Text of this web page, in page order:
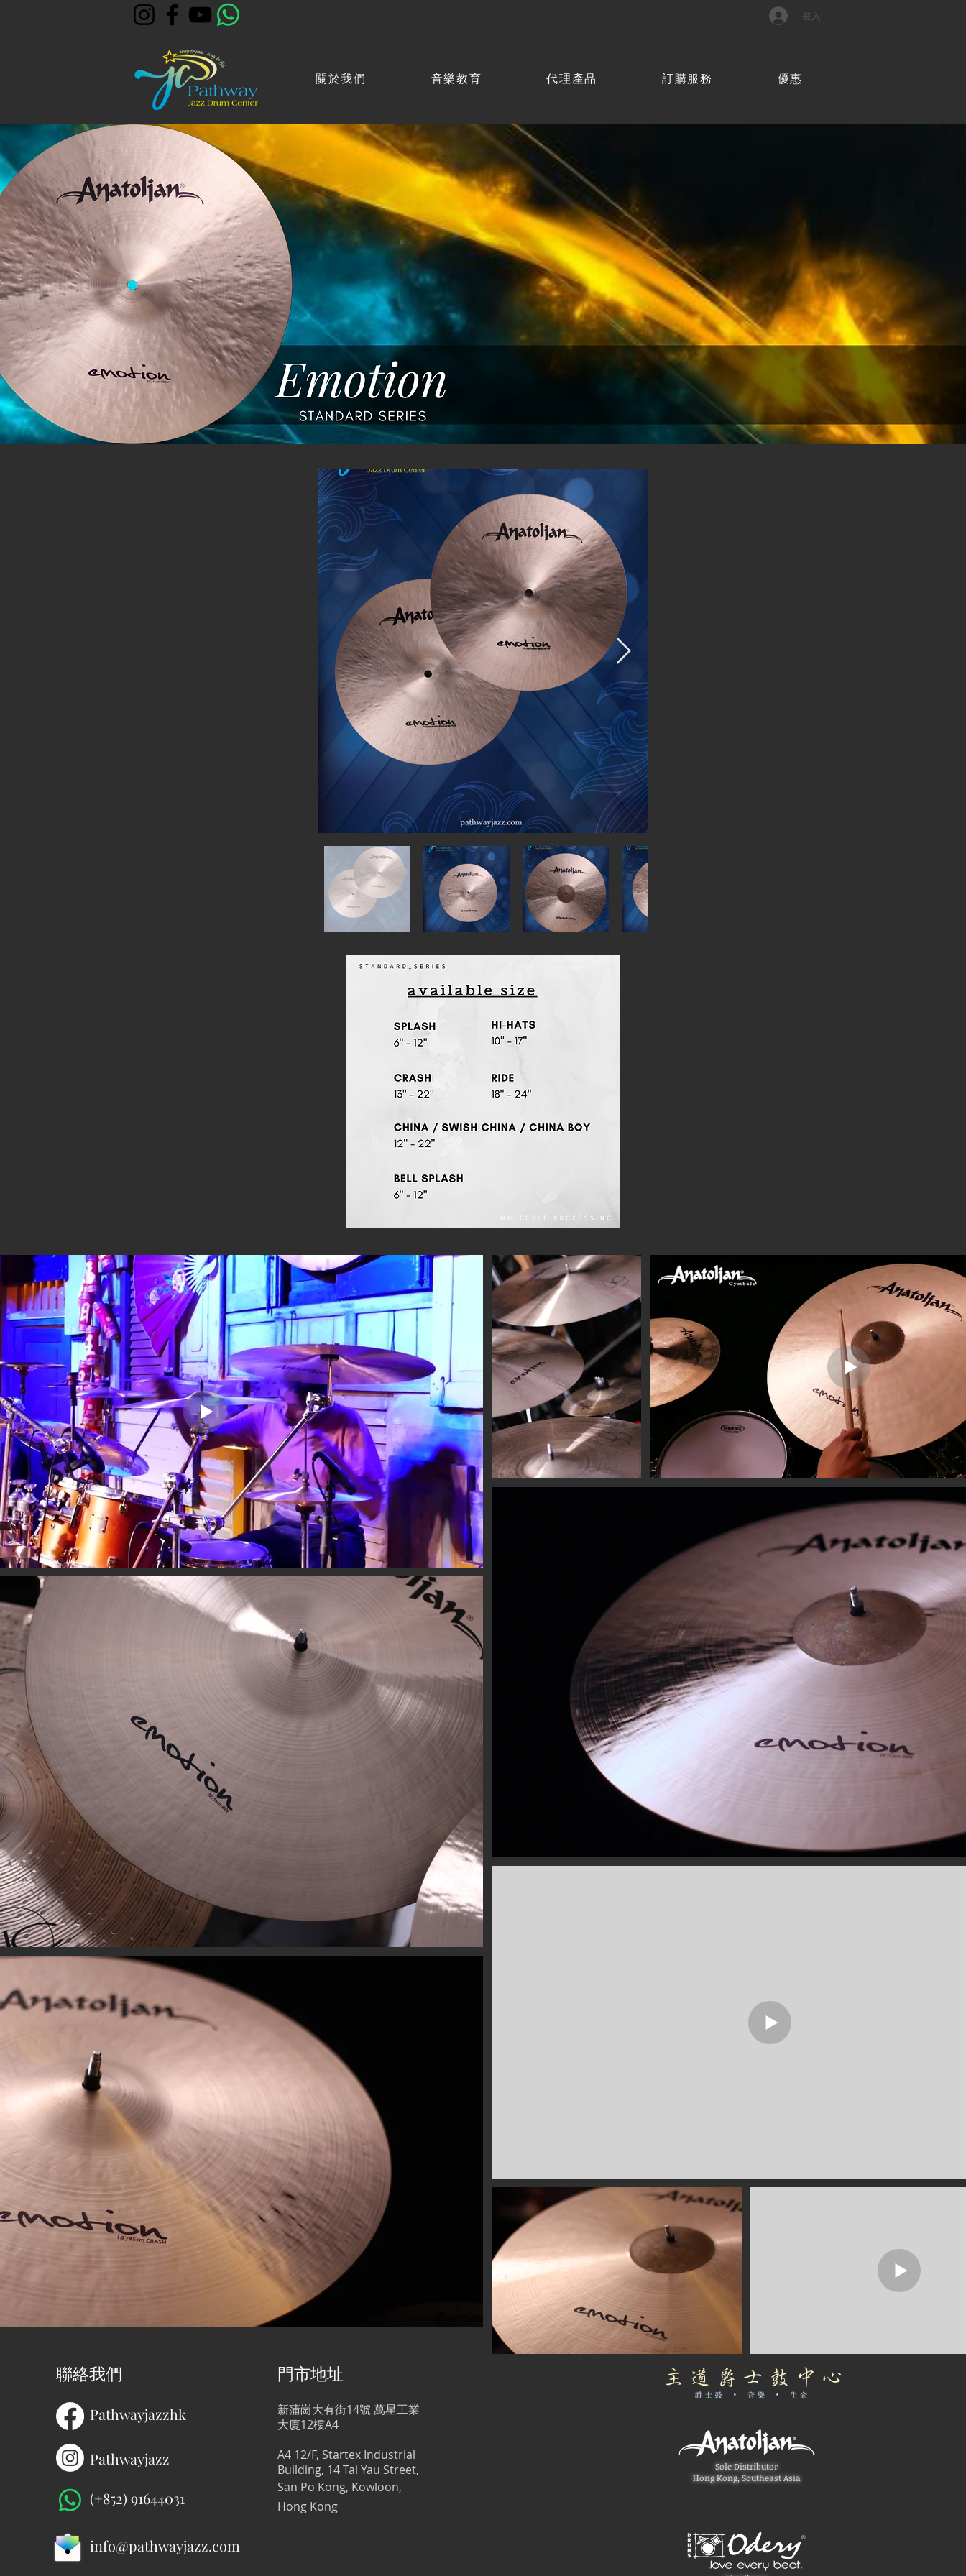
登入
關於我們 音樂教育 代理產品 訂購服務 優惠
聯絡我們 門​市地址
Pathwayjazzhk
Pathwayjazz
(+852) 91644031
新蒲崗大有街14號 萬星工業
大廈12樓A4
A4 12/F, Startex Industrial
Building, 14 Tai Yau Street,
San Po Kong, Kowloon,
Hong Kong
Sole Distributor
Hong Kong, Southeast Asia
info@pathwayjazz.com